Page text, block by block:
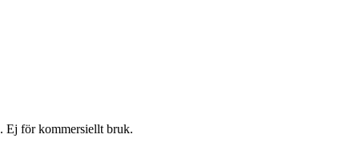
. Ej för kommersiellt bruk.